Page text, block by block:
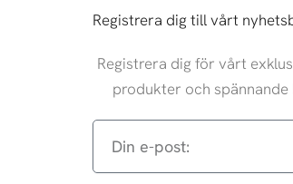
Registrera dig till vårt
Registrera dig för vårt
produkter och
Din